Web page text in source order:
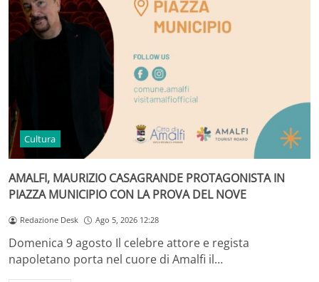
Cultura
AMALFI, MAURIZIO CASAGRANDE PROTAGONISTA IN
PIAZZA MUNICIPIO CON LA PROVA DEL NOVE
Redazione Desk Ago 5, 2026 12:28
Domenica 9 agosto Il celebre attore e regista
napoletano porta nel cuore di Amalfi il…